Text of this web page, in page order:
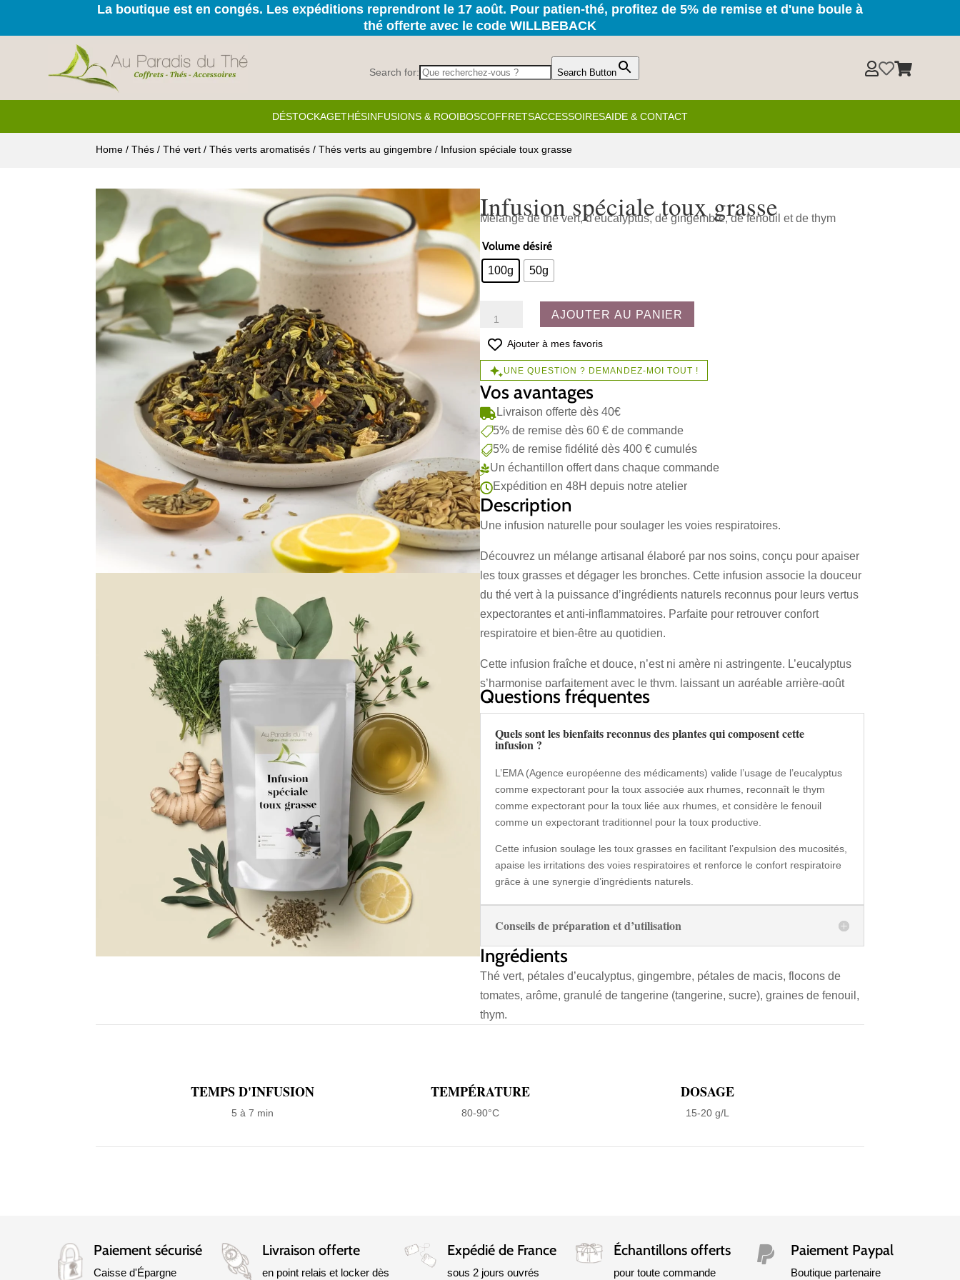
La boutique est en congés. Les expéditions reprendront le 17 août. Pour patien-thé, profitez de 5% de remise et d'une boule à
thé offerte avec le code WILLBEBACK
Search for: Search Button 
DÉSTOCKAGETHÉSINFUSIONS & ROOIBOSCOFFRETSACCESSOIRESAIDE & CONTACT
Home /Thés /Thé vert /Thés verts aromatisés /Thés verts au gingembre / Infusion spéciale toux grasse
Infusion spéciale toux grasse
Mélange de thé vert, d'eucalyptus, de gingembre, de fenouil et de thym
Volume désiré
100g 50g
quantité
Infusion
toux
grasse
AJOUTER AU PANIER
Ajouter à mes favoris
UNE QUESTION ? DEMANDEZ-MOI TOUT !
Vos avantages
Livraison offerte dès 40€
5% de remise dès 60 € de commande
5% de remise fidélité dès 400 € cumulés
Un échantillon offert dans chaque commande
Expédition en 48H depuis notre atelier
Description
Une infusion naturelle pour soulager les voies respiratoires.
Découvrez un mélange artisanal élaboré par nos soins, conçu pour apaiser
les toux grasses et dégager les bronches. Cette infusion associe la douceur
du thé vert à la puissance d’ingrédients naturels reconnus pour leurs vertus
expectorantes et anti-inflammatoires. Parfaite pour retrouver confort
respiratoire et bien-être au quotidien.
Cette infusion fraîche et douce, n’est ni amère ni astringente. L’eucalyptus
s’harmonise parfaitement avec le thym, laissant un agréable arrière-goût
fleuri en bouche.
en offrant une base légère et savoureuse.
l’élimination des mucosités grâce à ses propriétés expectorantes.
Eucalyptus: décongestionnant naturel, il libère les voies respiratoires
pour une respiration plus fluide.
bronches.
Fenouil: doux et légèrement anisé, il fluidifie le mucus pour aider à son
élimination.
Questions fréquentes
Quels sont les bienfaits reconnus des plantes qui composent cette
infusion ?
L’EMA (Agence européenne des médicaments) valide l’usage de l’eucalyptus
comme expectorant pour la toux associée aux rhumes, reconnaît le thym
comme expectorant pour la toux liée aux rhumes, et considère le fenouil
comme un expectorant traditionnel pour la toux productive.
Cette infusion soulage les toux grasses en facilitant l’expulsion des mucosités,
apaise les irritations des voies respiratoires et renforce le confort respiratoire
grâce à une synergie d’ingrédients naturels.
Conseils de préparation et d’utilisation
Ingrédients
Thé vert, pétales d’eucalyptus, gingembre, pétales de macis, flocons de
tomates, arôme, granulé de tangerine (tangerine, sucre), graines de fenouil,
thym.
TEMPS D'INFUSION
5 à 7 min
TEMPÉRATURE
80-90°C
DOSAGE
15-20 g/L
Paiement sécurisé
Caisse d'Épargne
Livraison offerte
en point relais et locker dès
Expédié de France
sous 2 jours ouvrés
Échantillons offerts
pour toute commande
 Paiement Paypal
Boutique partenaire